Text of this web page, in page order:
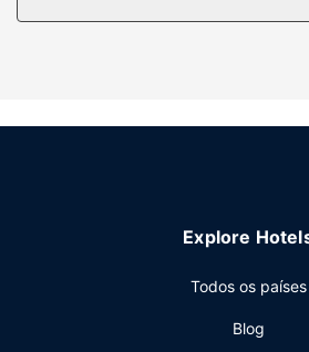
várias propostas de lazer e
compras para si, aproveite a boleia
Relaxe com uma bebida refrescante
Explore
Todos os países
Blog